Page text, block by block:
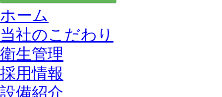
ホーム
当社のこだわり
衛生管理
採用情報
設備紹介